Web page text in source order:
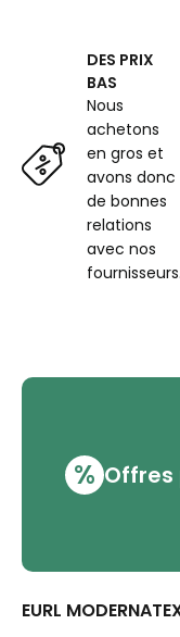
DES PRIX
BAS
Nous
achetons
en gros et
avons donc
de bonnes
relations
avec nos
fournisseurs.
%
EURL